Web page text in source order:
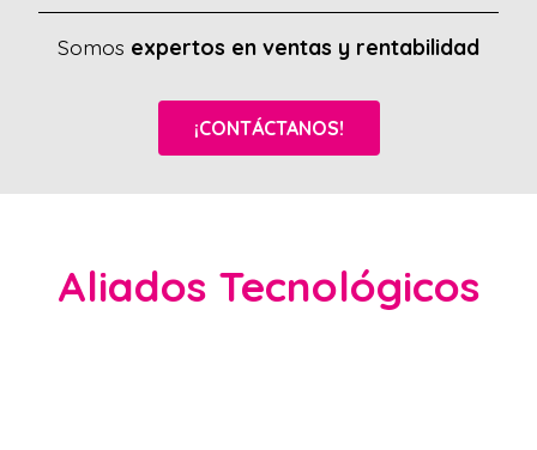
Somos expertos en ventas y rentabilidad
¡CONTÁCTANOS!
Aliados Tecnológicos